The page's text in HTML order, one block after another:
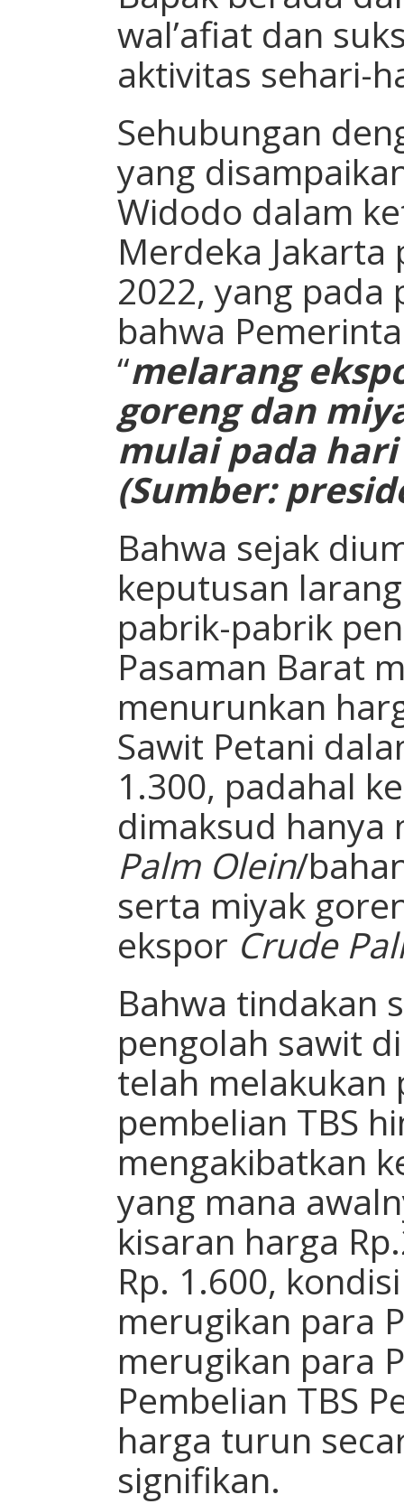
wal’afiat dan
aktivitas sehari-
Sehubungan
yang
Widodo dalam
Merdeka
2022, yang pada
bahwa
“melarang
goreng dan
mulai pada hari
(Sumber:
Bahwa sejak
keputusan
pabrik-pabrik
Pasaman Barat
menurunkan
Sawit Petani
1.300, padahal
dimaksud
Palm Olein/
serta miyak
ekspor Crude
Bahwa tindakan
pengolah sawit
telah melakukan
pembelian TBS
mengakibatkan
yang mana
kisaran harga
Rp. 1.600,
merugikan para
merugikan para
Pembelian TBS
harga turun
signifikan.